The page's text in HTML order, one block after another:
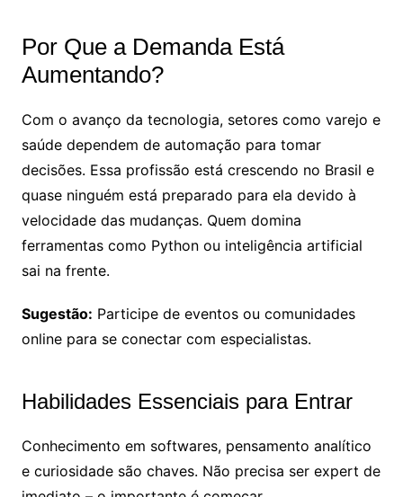
Por Que a Demanda Está
Aumentando?
Com o avanço da tecnologia, setores como varejo e
saúde dependem de automação para tomar
decisões. Essa profissão está crescendo no Brasil e
quase ninguém está preparado para ela devido à
velocidade das mudanças. Quem domina
ferramentas como Python ou inteligência artificial
sai na frente.
Sugestão: Participe de eventos ou comunidades
online para se conectar com especialistas.
Habilidades Essenciais para Entrar
Conhecimento em softwares, pensamento analítico
e curiosidade são chaves. Não precisa ser expert de